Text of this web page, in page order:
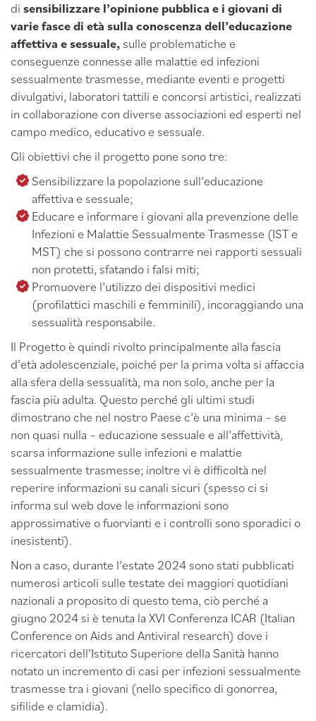
di sensibilizzare l’opinione pubblica e i giovani di
varie fasce di età sulla conoscenza dell’educazione
affettiva e sessuale, sulle problematiche e
conseguenze connesse alle malattie ed infezioni
sessualmente trasmesse, mediante eventi e progetti
divulgativi, laboratori tattili e concorsi artistici, realizzati
in collaborazione con diverse associazioni ed esperti nel
campo medico, educativo e sessuale.
Gli obiettivi che il progetto pone sono tre:
Sensibilizzare la popolazione sull’educazione
affettiva e sessuale;
Educare e informare i giovani alla prevenzione delle
Infezioni e Malattie Sessualmente Trasmesse (IST e
MST) che si possono contrarre nei rapporti sessuali
non protetti, sfatando i falsi miti;
Promuovere l’utilizzo dei dispositivi medici
(profilattici maschili e femminili), incoraggiando una
sessualità responsabile.
Il Progetto è quindi rivolto principalmente alla fascia
d’età adolescenziale, poiché per la prima volta si affaccia
alla sfera della sessualità, ma non solo, anche per la
fascia più adulta. Questo perché gli ultimi studi
dimostrano che nel nostro Paese c’è una minima – se
non quasi nulla – educazione sessuale e all’affettività,
scarsa informazione sulle infezioni e malattie
sessualmente trasmesse; inoltre vi è difficoltà nel
reperire informazioni su canali sicuri (spesso ci si
informa sul web dove le informazioni sono
approssimative o fuorvianti e i controlli sono sporadici o
inesistenti).
Non a caso, durante l’estate 2024 sono stati pubblicati
numerosi articoli sulle testate dei maggiori quotidiani
nazionali a proposito di questo tema, ciò perché a
giugno 2024 si è tenuta la XVI Conferenza ICAR (Italian
Conference on Aids and Antiviral research) dove i
ricercatori dell’Istituto Superiore della Sanità hanno
notato un incremento di casi per infezioni sessualmente
trasmesse tra i giovani (nello specifico di gonorrea,
sifilide e clamidia).